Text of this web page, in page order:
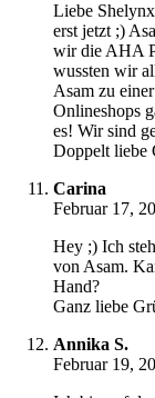
Liebe
erst jetzt ;)
wir die AHA
wussten wir
Asam zu
Onlineshops
es! Wir sind
Doppelt liebe
Carina
Februar 17,
Hey ;) Ich
von Asam.
Hand?
Ganz liebe
Annika S.
Februar 19,